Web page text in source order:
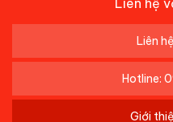
Liên hệ
Liên
Hotline:
Giới